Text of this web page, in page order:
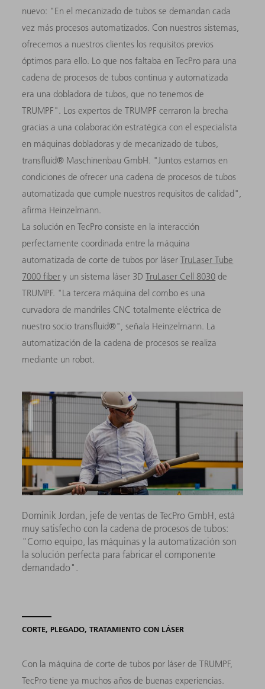
nuevo: "En el mecanizado de tubos se demandan cada
vez más procesos automatizados. Con nuestros sistemas,
ofrecemos a nuestros clientes los requisitos previos
óptimos para ello. Lo que nos faltaba en TecPro para una
cadena de procesos de tubos continua y automatizada
era una dobladora de tubos, que no tenemos de
TRUMPF". Los expertos de TRUMPF cerraron la brecha
gracias a una colaboración estratégica con el especialista
en máquinas dobladoras y de mecanizado de tubos,
transfluid® Maschinenbau GmbH. "Juntos estamos en
condiciones de ofrecer una cadena de procesos de tubos
automatizada que cumple nuestros requisitos de calidad",
afirma Heinzelmann.
La solución en TecPro consiste en la interacción
perfectamente coordinada entre la máquina
automatizada de corte de tubos por láserTruLaser Tube
7000 fiber y un sistema láser 3DTruLaser Cell 8030 de
TRUMPF. "La tercera máquina del combo es una
curvadora de mandriles CNC totalmente eléctrica de
nuestro socio transfluid®", señala Heinzelmann. La
automatización de la cadena de procesos se realiza
mediante un robot.
Dominik Jordan, jefe de ventas de TecPro GmbH, está
muy satisfecho con la cadena de procesos de tubos:
"Como equipo, las máquinas y la automatización son
la solución perfecta para fabricar el componente
demandado".
CORTE, PLEGADO, TRATAMIENTO CON LÁSER
Con la máquina de corte de tubos por láser de TRUMPF,
TecPro tiene ya muchos años de buenas experiencias.